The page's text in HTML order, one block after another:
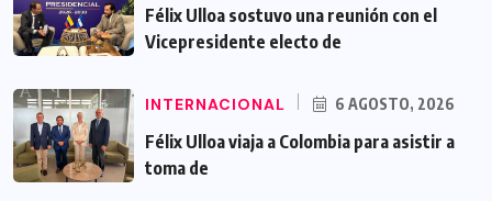
Félix Ulloa sostuvo una reunión con el
Vicepresidente electo de
INTERNACIONAL 6 AGOSTO, 2026
Félix Ulloa viaja a Colombia para asistir a
toma de